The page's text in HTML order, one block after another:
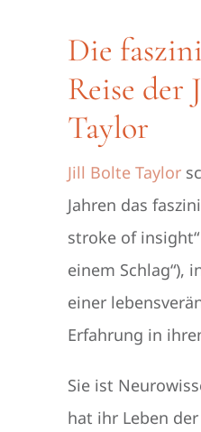
Die
Reise der
Taylor
Jill Bolte Taylor
Jahren das
stroke of
einem Schlag“),
einer
Erfahrung in
Sie ist
hat ihr Leben